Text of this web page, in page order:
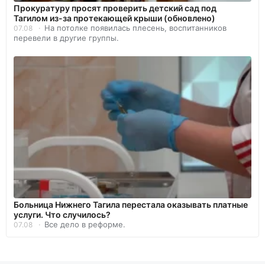
Прокуратуру просят проверить детский сад под
Тагилом из-за протекающей крыши (обновлено)
07.08
На потолке появилась плесень, воспитанников
перевели в другие группы.
Больница Нижнего Тагила перестала оказывать платные
услуги. Что случилось?
07.08 Все дело в реформе.